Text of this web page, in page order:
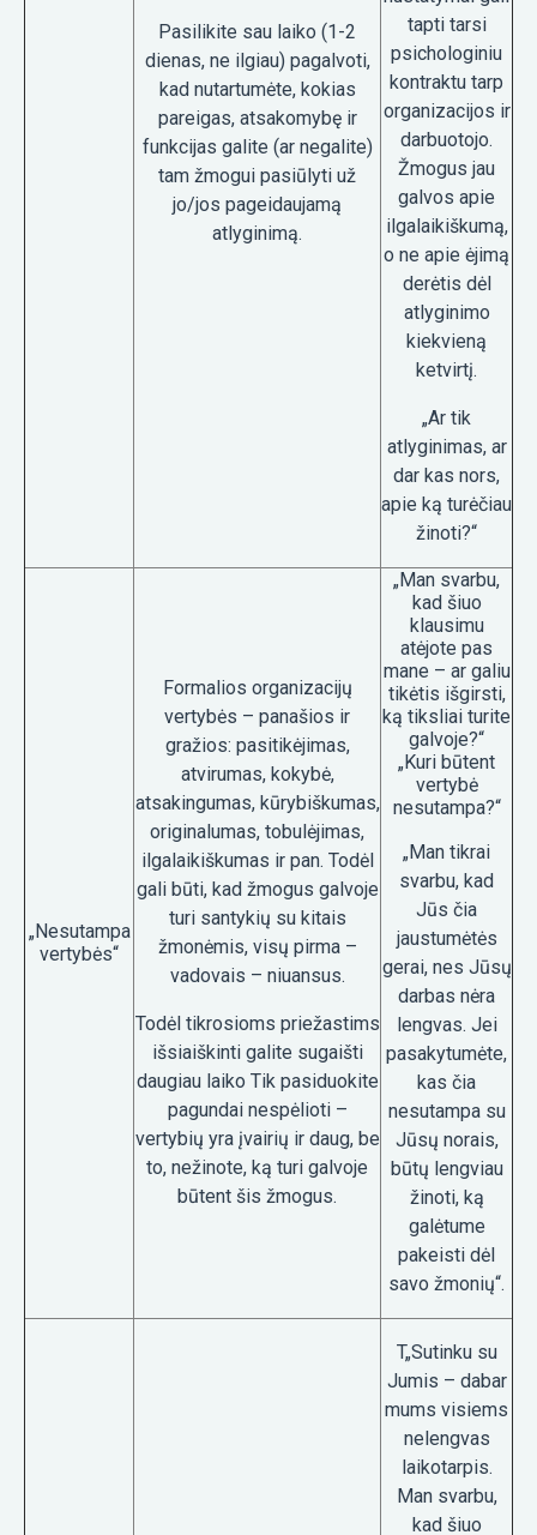
Pasilikite sau laiko (1-2
dienas, ne ilgiau) pagalvoti,
kad nutartumėte, kokias
pareigas, atsakomybę ir
funkcijas galite (ar negalite)
tam žmogui pasiūlyti už
jo/jos pageidaujamą
atlyginimą.
tapti tarsi
psichologiniu
kontraktu tarp
organizacijos ir
darbuotojo.
Žmogus jau
galvos apie
ilgalaikiškumą,
o ne apie ėjimą
derėtis dėl
atlyginimo
kiekvieną
ketvirtį.
„Ar tik
atlyginimas, ar
dar kas nors,
apie ką turėčiau
žinoti?“
„Nesutampa
vertybės“
Formalios organizacijų
vertybės – panašios ir
gražios: pasitikėjimas,
atvirumas, kokybė,
atsakingumas, kūrybiškumas,
originalumas, tobulėjimas,
ilgalaikiškumas ir pan. Todėl
gali būti, kad žmogus galvoje
turi santykių su kitais
žmonėmis, visų pirma –
vadovais – niuansus.
Todėl tikrosioms priežastims
išsiaiškinti galite sugaišti
daugiau laiko Tik pasiduokite
pagundai nespėlioti –
vertybių yra įvairių ir daug, be
to, nežinote, ką turi galvoje
būtent šis žmogus.
„Man svarbu,
kad šiuo
klausimu
atėjote pas
mane – ar galiu
tikėtis išgirsti,
ką tiksliai turite
galvoje?“
„Kuri būtent
vertybė
nesutampa?“
„Man tikrai
svarbu, kad
Jūs čia
jaustumėtės
gerai, nes Jūsų
darbas nėra
lengvas. Jei
pasakytumėte,
kas čia
nesutampa su
Jūsų norais,
būtų lengviau
žinoti, ką
galėtume
pakeisti dėl
savo žmonių“.
T„Sutinku su
Jumis – dabar
mums visiems
nelengvas
laikotarpis.
Man svarbu,
kad šiuo